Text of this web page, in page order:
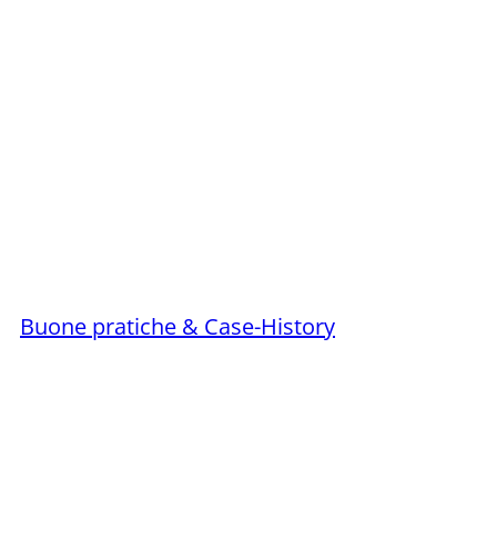
Buone pratiche & Case-History